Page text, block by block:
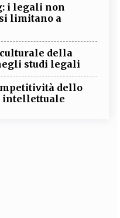
i legali non
limitano a
della
studi legali
dello
intellettuale